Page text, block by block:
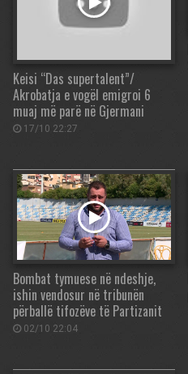
Keisi “Das supertalent”/
Akrobatja e vogël emigroi 6
muaj më parë në Gjermani
17/10 22:27
Bombat tymuese në ndeshje,
ishin vendosur në tribunën
përballë tifozëve të Partizanit
02/10 22:04